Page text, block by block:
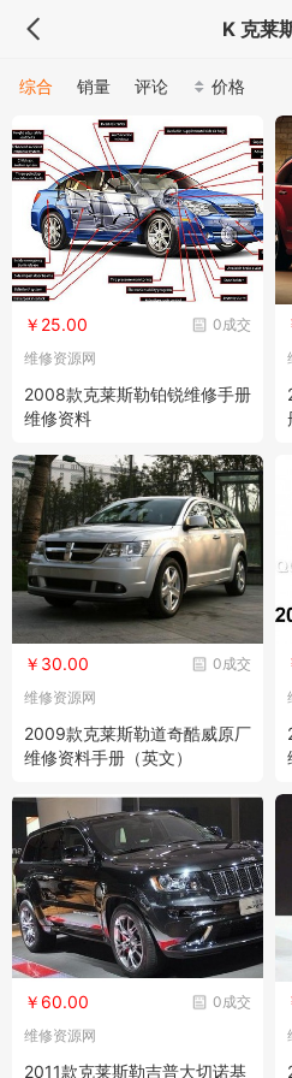
K 克莱
综合 销量 评论 价格
0成交
￥25.00
维修资源网
2008款克莱斯勒铂锐维修手册
维修资料
0成交
￥30.00
维修资源网
2009款克莱斯勒道奇酷威原厂
维修资料手册（英文）
0成交
￥60.00
维修资源网
2011款克莱斯勒吉普大切诺基